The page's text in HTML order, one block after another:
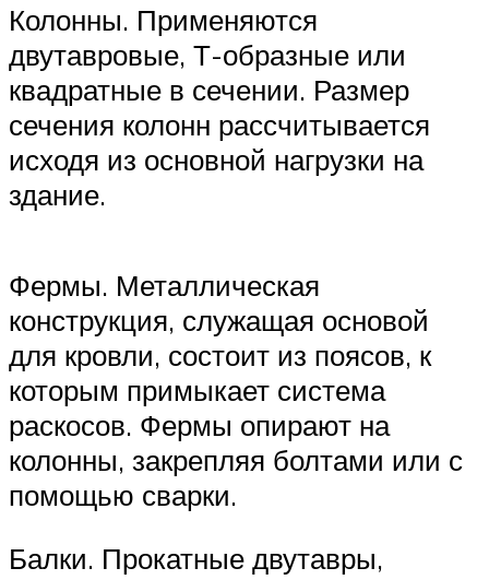
Колонны. Применяются
двутавровые, Т-образные или
квадратные в сечении. Размер
сечения колонн рассчитывается
исходя из основной нагрузки на
здание.
Фермы. Металлическая
конструкция, служащая основой
для кровли, состоит из поясов, к
которым примыкает система
раскосов. Фермы опирают на
колонны, закрепляя болтами или с
помощью сварки.
Балки. Прокатные двутавры,